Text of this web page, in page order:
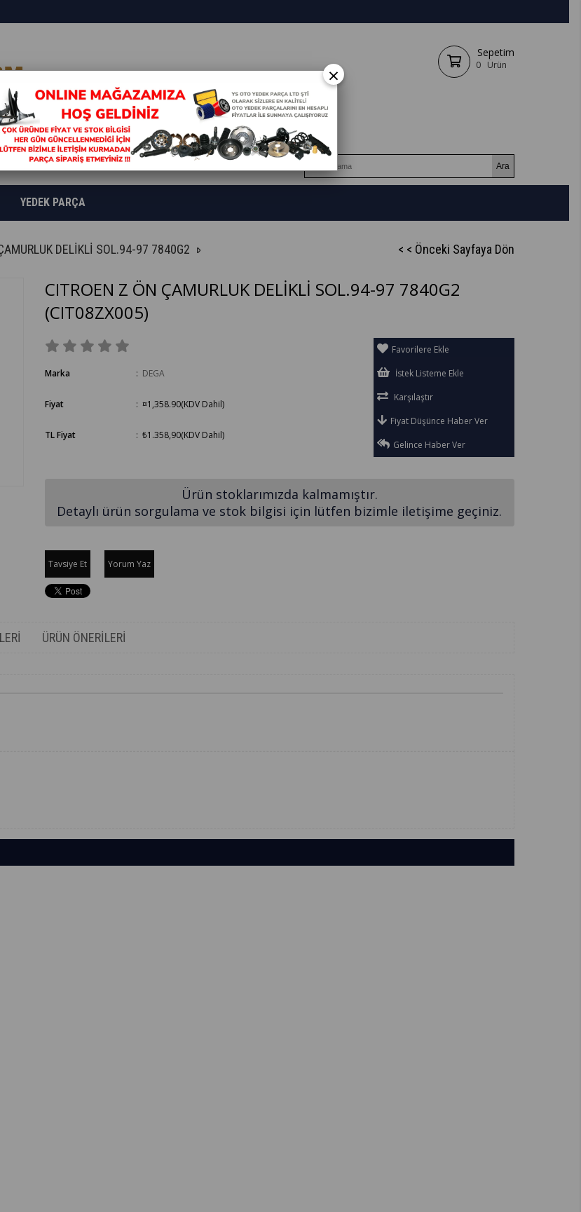
Sepetim
0 Ürün
YEDEK PARÇA
DELİKLİ SOL.94-97 7840G2 < < Önceki Sayfaya Dön
CITROEN Z ÖN ÇAMURLUK DELİKLİ SOL.94-97 7840G2
(CIT08ZX005)
Marka : DEGA
Fiyat : ¤1,358.90(KDV Dahil)
TL Fiyat : ₺1.358,90(KDV Dahil)
Favorilere Ekle
İstek Listeme Ekle
Karşılaştır
Fiyat Düşünce Haber Ver
Gelince Haber Ver
Ürün stoklarımızda kalmamıştır.
Detaylı ürün sorgulama ve stok bilgisi için lütfen bizimle iletişime geçiniz.
Tavsiye Et Yorum Yaz
ÜRÜN ÖNERILERI
×